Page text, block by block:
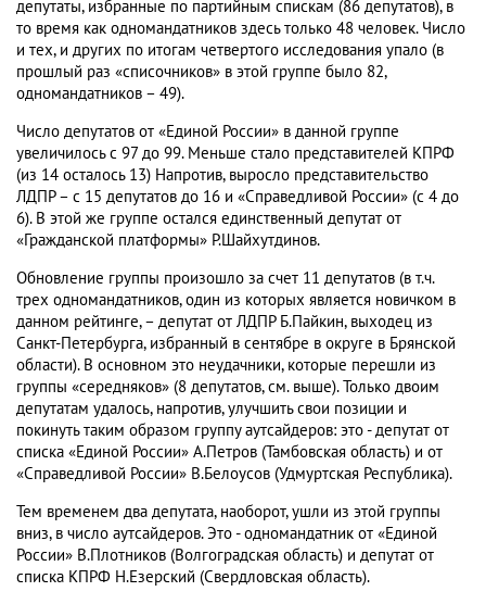
депутаты, избранные по партийным спискам (86 депутатов), в
то время как одномандатников здесь только 48 человек. Число
и тех, и других по итогам четвертого исследования упало (в
прошлый раз «списочников» в этой группе было 82,
одномандатников – 49).
Число депутатов от «Единой России» в данной группе
увеличилось с 97 до 99. Меньше стало представителей КПРФ
(из 14 осталось 13) Напротив, выросло представительство
ЛДПР – с 15 депутатов до 16 и «Справедливой России» (с 4 до
6). В этой же группе остался единственный депутат от
«Гражданской платформы» Р.Шайхутдинов.
Обновление группы произошло за счет 11 депутатов (в т.ч.
трех одномандатников, один из которых является новичком в
данном рейтинге, – депутат от ЛДПР Б.Пайкин, выходец из
Санкт-Петербурга, избранный в сентябре в округе в Брянской
области). В основном это неудачники, которые перешли из
группы «середняков» (8 депутатов, см. выше). Только двоим
депутатам удалось, напротив, улучшить свои позиции и
покинуть таким образом группу аутсайдеров: это - депутат от
списка «Единой России» А.Петров (Тамбовская область) и от
«Справедливой России» В.Белоусов (Удмуртская Республика).
Тем временем два депутата, наоборот, ушли из этой группы
вниз, в число аутсайдеров. Это - одномандатник от «Единой
России» В.Плотников (Волгоградская область) и депутат от
списка КПРФ Н.Езерский (Свердловская область).